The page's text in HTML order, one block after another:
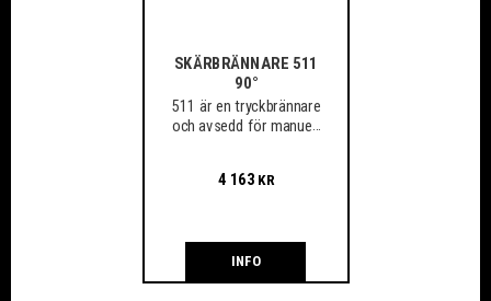
SKÄRBRÄNNARE 511
90°
511 är en tryckbrännare
och avsedd för manuell
4 163KR
INFO